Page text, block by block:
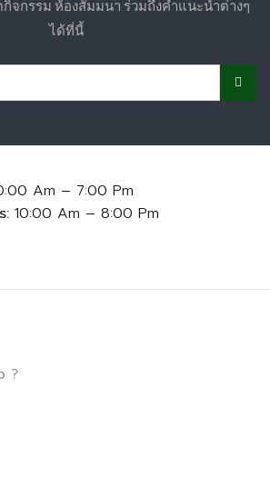
จกรรม ห้องสัมมนา ร่วมถึงคำแนะนำต่างๆ
ได้ที่นี้
Am – 7:00 Pm
10:00 Am – 8:00 Pm
?